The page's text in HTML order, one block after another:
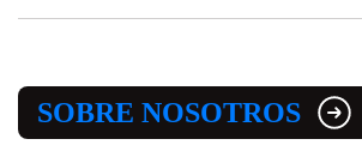
SOBRE NOSOTROS